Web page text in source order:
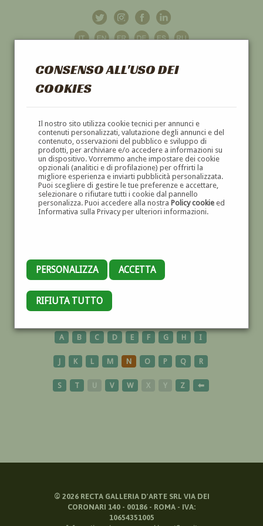
CONSENSO ALL'USO DEI
COOKIES
Il nostro sito utilizza cookie tecnici per annunci e
contenuti personalizzati, valutazione degli annunci e del
contenuto, osservazioni del pubblico e sviluppo di
prodotti, per archiviare e/o accedere a informazioni su
un dispositivo. Vorremmo anche impostare dei cookie
opzionali (analitici e di profilazione) per offrirti la
migliore esperienza e inviarti pubblicità personalizzata.
Puoi scegliere di gestire le tue preferenze e accettare,
selezionare o rifiutare tutti i cookie dal pannello
personalizza. Puoi accedere alla nostra Policy cookieed
Informativa sulla Privacy per ulteriori informazioni.
PERSONALIZZA ACCETTA
RIFIUTA TUTTO
GALLERIAD'ARTE
DIPINTI E SCULTURE '800 E '900
VIA APPIA
A B C D E F G H I
J K L M N O P Q R
S T U V W X Y Z ⬅
© 2026RECTA GALLERIA D'ARTE SRL VIA DEI
CORONARI 140 - 00186 - ROMA - IVA:
10654351005